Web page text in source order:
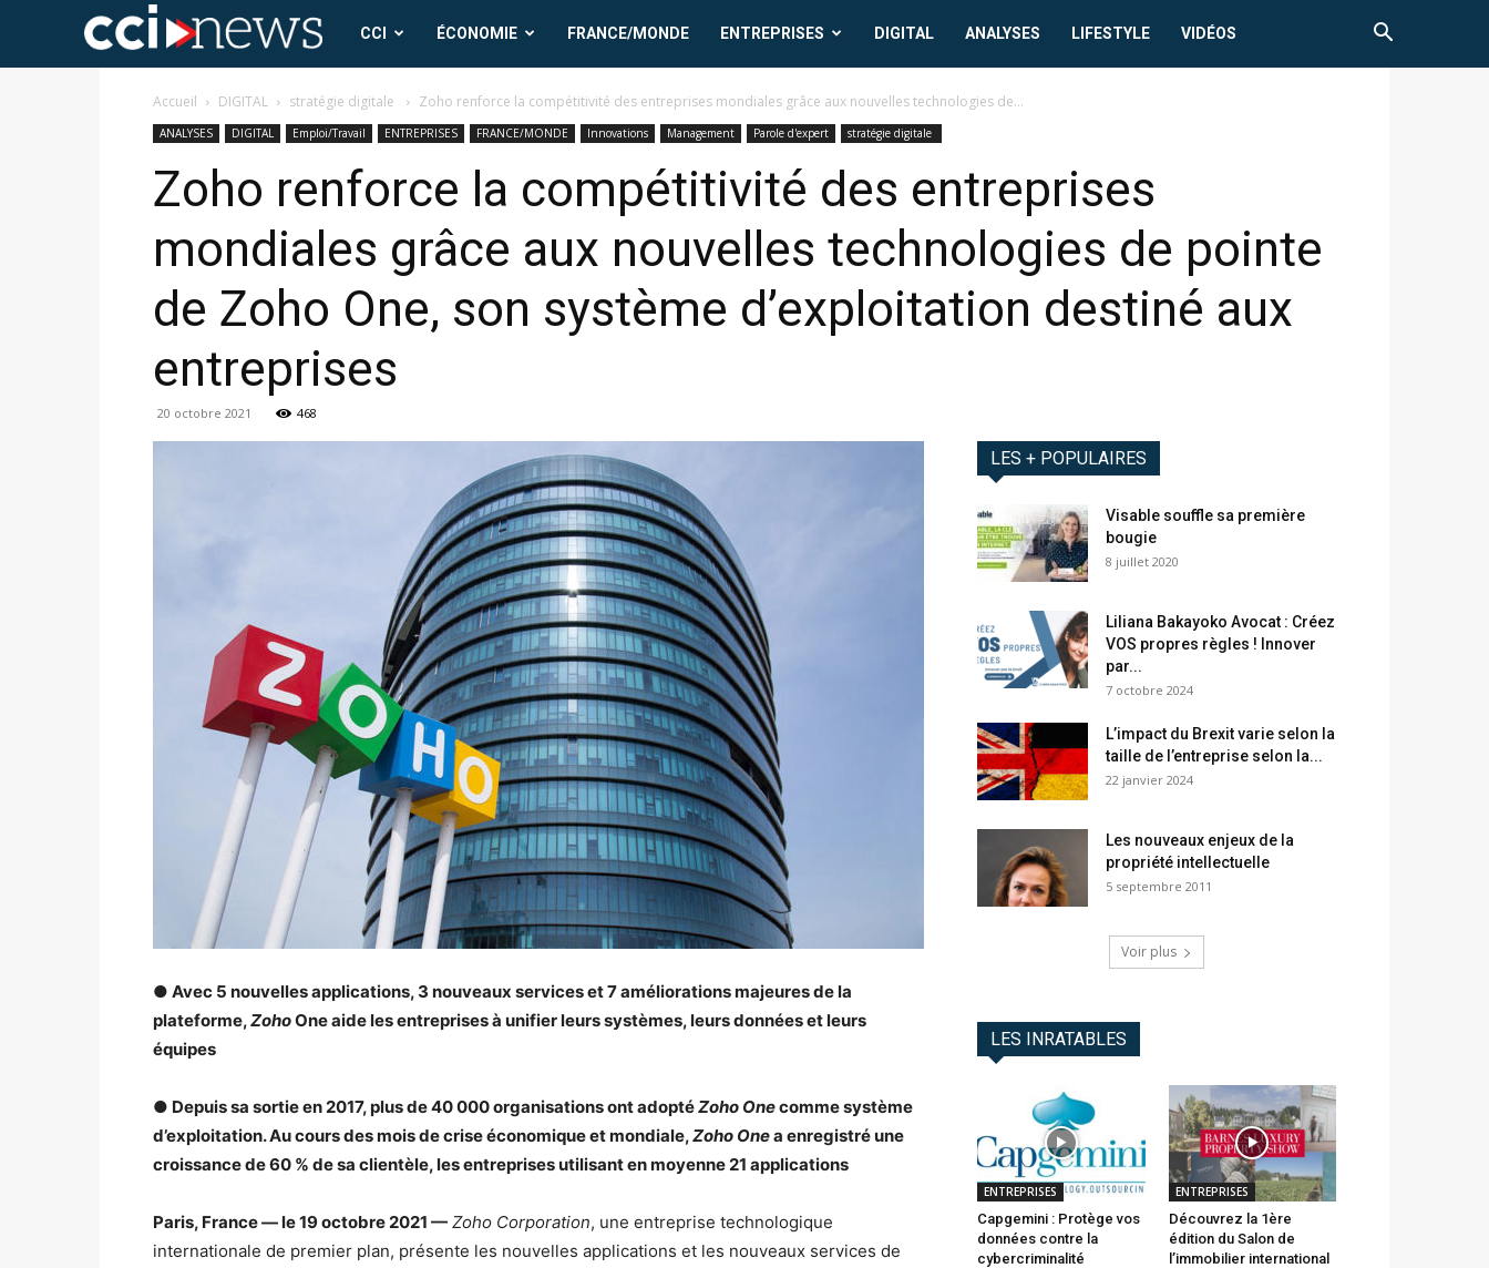
CCI
News
CCI ÉCONOMIE FRANCE/MONDE ENTREPRISES DIGITAL ANALYSES LIFESTYLE VIDÉOS
Accueil DIGITAL stratégie digitale Zoho renforce la compétitivité des entreprises mondiales grâce aux nouvelles technologies de...
ANALYSES DIGITAL Emploi/Travail ENTREPRISES FRANCE/MONDE Innovations Management Parole d'expert stratégie digitale
Zoho renforce la compétitivité des entreprises
mondiales grâce aux nouvelles technologies de pointe
de Zoho One, son système d’exploitation destiné aux
entreprises
20 octobre 2021 468
● Avec 5 nouvelles applications, 3 nouveaux services et 7 améliorations majeures de la
plateforme,ZohoOne aide les entreprises à unifier leurs systèmes, leurs données et leurs
équipes
● Depuis sa sortie en 2017, plus de 40 000 organisations ont adoptéZoho Onecomme système
d’exploitation. Au cours des mois de crise économique et mondiale,Zoho Onea enregistré une
croissance de 60 % de sa clientèle, les entreprises utilisant en moyenne 21 applications
Paris, France — le 19 octobre 2021 — Zoho Corporation, une entreprise technologique
internationale de premier plan, présente les nouvelles applications et les nouveaux services de
LES + POPULAIRES
Visable souffle sa première
bougie
8 juillet 2020
Liliana Bakayoko Avocat : Créez
VOS propres règles ! Innover
par...
7 octobre 2024
L’impact du Brexit varie selon la
taille de l’entreprise selon la...
22 janvier 2024
Les nouveaux enjeux de la
propriété intellectuelle
5 septembre 2011
Voir plus
LES INRATABLES
ENTREPRISES
Capgemini : Protège vos
données contre la
cybercriminalité
ENTREPRISES
Découvrez la 1ère
édition du Salon de
l’immobilier international